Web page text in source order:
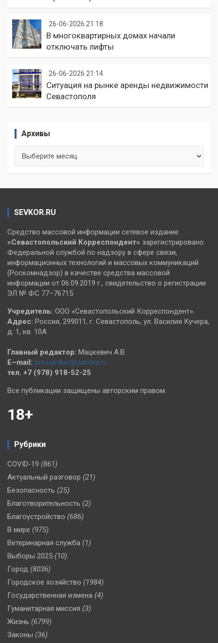
26-06-2026 21:18
В многоквартирных домах начали
отключать лифты
26-06-2026 21:14
Ситуация на рынке аренды недвижимости
Севастополя
Архивы
SEVKOR.RU
Средство массовой информации сетевое издание
«Севастопольский Корреспондент» зарегистрировано
Федеральной службой по надзору в сфере связи,
информационных технологий и массовых коммуникаций
(Роскомнадзор) в качестве средства массовой
информации от 06.09.2019 г., свидетельство о регистрации
ЭЛ № ФС 77–76715
Учредитель: ООО «Севастопольский Корреспондент».
Адрес: Россия, 299011, г. Севастополь, ул. Василия Кучера,
д. 1, кв. 10А
Главный редактор: Мацкевич А.В.
E–mail: pressevkor@yandex.ru
тел. +7 (978) 918-52-25
Все публикации защищены авторским правом.
18+
Рубрики
COVID-19 (861)
Актуальный разговор (21)
Безопасность (25)
Благотворительность (2)
Благоустройство (686)
В мире (975)
Ветеринарная служба (1)
Выборы 2025 (10)
Город (8036)
Городское хозяйство (1984)
Государственная измена (4)
Гуманитарная миссия (3)
Жизнь (6799)
Законы (36)